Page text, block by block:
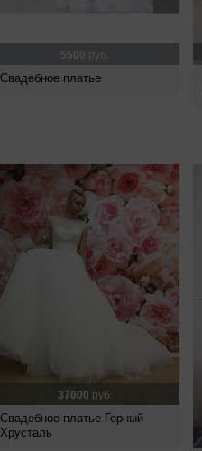
5500 руб.
Свадебное платье
37000 руб.
Свадебное платье Горный
Хрусталь